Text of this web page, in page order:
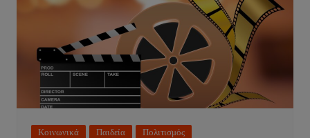
Κοινωνικά Παιδεία Πολιτισμός